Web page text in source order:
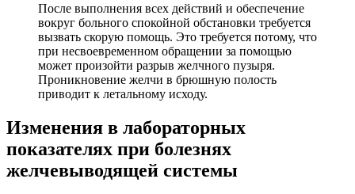
После выполнения всех действий и обеспечение
вокруг больного спокойной обстановки требуется
вызвать скорую помощь. Это требуется потому, что
при несвоевременном обращении за помощью
может произойти разрыв желчного пузыря.
Проникновение желчи в брюшную полость
приводит к летальному исходу.
Изменения в лабораторных
показателях при болезнях
желчевыводящей системы